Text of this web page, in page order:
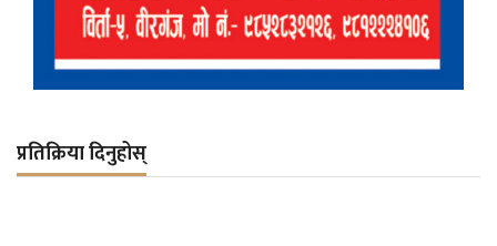
प्रतिक्रिया दिनुहोस्